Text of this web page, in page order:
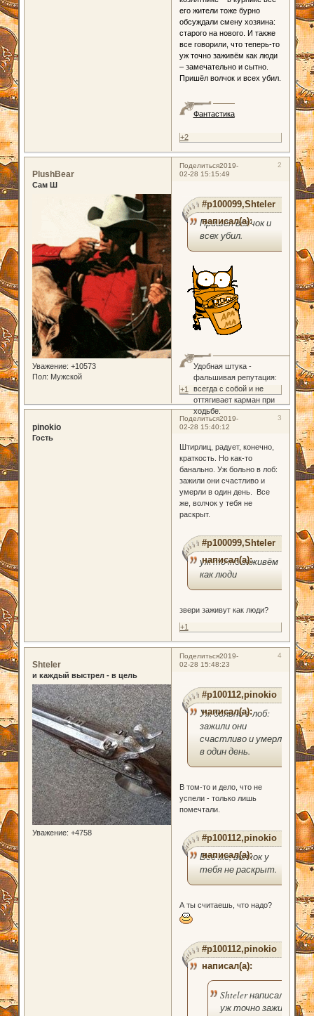
его жители тоже бурно
обсуждали смену хозяина:
старого на нового. И также
все говорили, что теперь-то
уж точно заживём как люди
– замечательно и сытно.
Пришёл волчок и всех убил.
Фантастика
+2
Поделиться 2
2019-
02-28 15:15:49
PlushBear
Сам Ш
Уважение: +10573
Пол: Мужской
#p100099,Shteler
написал(а):
Пришёл волчок и
всех убил.
Удобная штука -
фальшивая репутация:
всегда с собой и не
оттягивает карман при
ходьбе.
+1
Поделиться 3
2019-
02-28 15:40:12
pinokio
Гость
Штирлиц, радует, конечно,
краткость. Но как-то
банально. Уж больно в лоб:
зажили они счастливо и
умерли в один день. Все
же, волчок у тебя не
раскрыт.
#p100099,Shteler
написал(а):
уж точно заживём
как люди
звери заживут как люди?
+1
Поделиться 4
2019-
02-28 15:48:23
Shteler
и каждый выстрел - в цель
Уважение: +4758
#p100112,pinokio
написал(а):
Уж больно в лоб:
зажили они
счастливо и умерли
в один день.
В том-то и дело, что не
успели - только лишь
помечтали.
#p100112,pinokio
написал(а):
Все же, волчок у
тебя не раскрыт.
А ты считаешь, что надо?
#p100112,pinokio
написал(а):
Shteler написал(а):
уж точно заживём